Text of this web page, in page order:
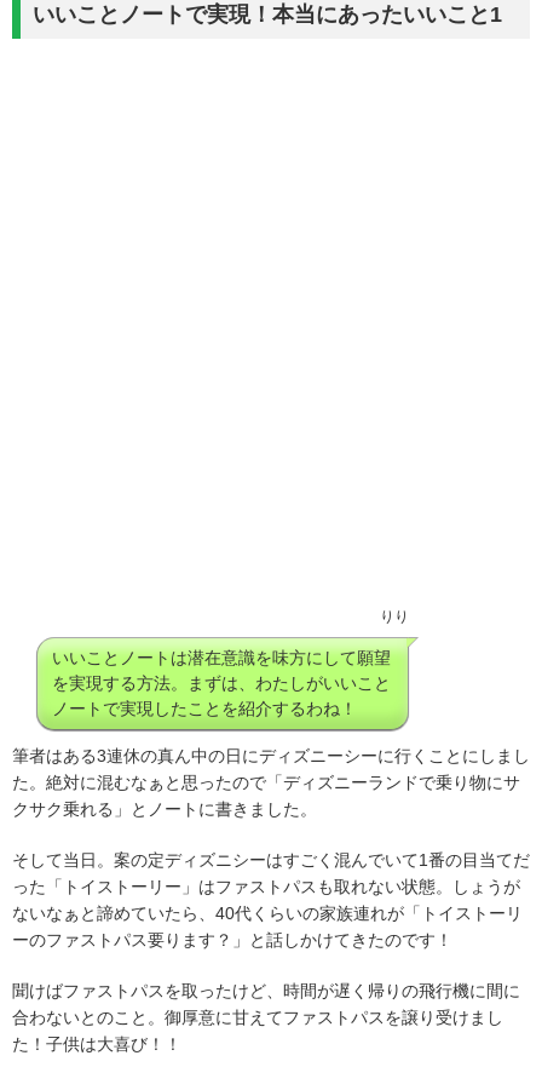
いいことノートで実現！本当にあったいいこと1
りり
いいことノートは潜在意識を味方にして願望
を実現する方法。まずは、わたしがいいこと
ノートで実現したことを紹介するわね！
筆者はある3連休の真ん中の日にディズニーシーに行くことにしまし
た。絶対に混むなぁと思ったので「ディズニーランドで乗り物にサ
クサク乗れる」とノートに書きました。
そして当日。案の定ディズニシーはすごく混んでいて1番の目当てだ
った「トイストーリー」はファストパスも取れない状態。しょうが
ないなぁと諦めていたら、40代くらいの家族連れが「トイストーリ
ーのファストパス要ります？」と話しかけてきたのです！
聞けばファストパスを取ったけど、時間が遅く帰りの飛行機に間に
合わないとのこと。御厚意に甘えてファストパスを譲り受けまし
た！子供は大喜び！！